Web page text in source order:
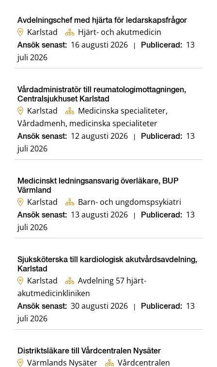
Avdelningschef med hjärta för ledarskapsfrågor
Karlstad Hjärt- och akutmedicin
Ansök senast: 16 augusti 2026 Publicerad: 13
juli 2026
Vårdadministratör till reumatologimottagningen,
Centralsjukhuset Karlstad
Karlstad
Medicinska specialiteter,
Vårdadmenh, medicinska specialiteter
Ansök senast: 12 augusti 2026 Publicerad: 13
juli 2026
Medicinskt ledningsansvarig överläkare, BUP
Värmland
Karlstad Barn- och ungdomspsykiatri
Ansök senast: 13 augusti 2026 Publicerad: 13
juli 2026
Sjuksköterska till kardiologisk akutvårdsavdelning,
Karlstad
Karlstad
Avdelning 57 hjärt-
akutmedicinkliniken
Ansök senast: 30 augusti 2026 Publicerad: 13
juli 2026
Distriktsläkare till Vårdcentralen Nysäter
Värmlands Nysäter
Vårdcentralen